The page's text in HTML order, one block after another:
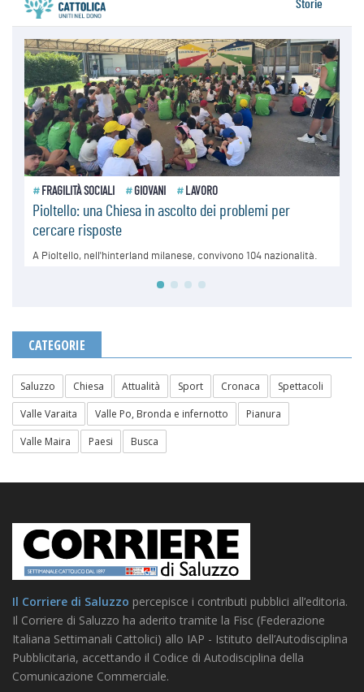
CATEGORIE
Saluzzo Chiesa Attualità Sport Cronaca
Spettacoli
Valle Varaita
Valle Po, Bronda e infernotto
Pianura
Valle Maira
Paesi Busca
Il Corriere di Saluzzo percepisce i contributi pubblici all’editoria.
Il Corriere di Saluzzo ha aderito tramite la Fisc (Federazione
Italiana Settimanali Cattolici) allo IAP - Istituto dell’Autodisciplina
Pubblicitaria, accettando il Codice di Autodisciplina della
Comunicazione Commerciale.